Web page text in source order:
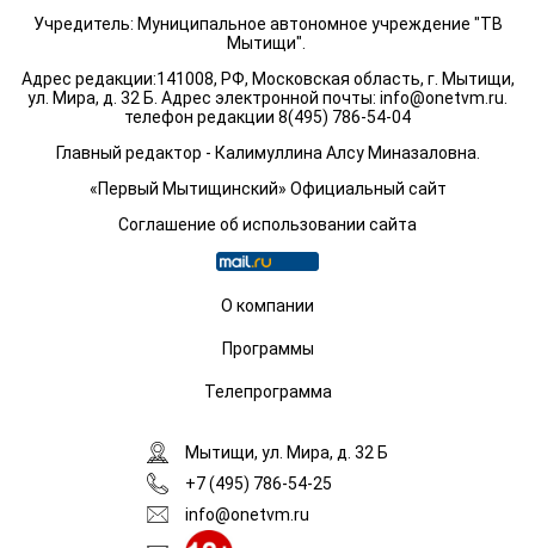
Учредитель: Муниципальное автономное учреждение "ТВ
Мытищи".
Адрес редакции:141008, РФ, Московская область, г. Мытищи,
ул. Мира, д. 32 Б. Адрес электронной почты: info@onetvm.ru.
телефон редакции 8(495) 786-54-04
Главный редактор - Калимуллина Алсу Миназаловна.
«Первый Мытищинский» Официальный сайт
Соглашение об использовании сайта
О компании
Программы
Телепрограмма
Мытищи, ул. Мира, д. 32 Б
+7 (495) 786-54-25
info@onetvm.ru